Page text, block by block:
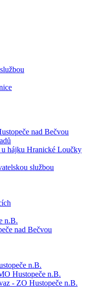
nad Bečvou
hájku Hranické Loučky
službou
n.B.
nad Bečvou
n.B.
Hustopeče n.B.
- ZO Hustopeče n.B.